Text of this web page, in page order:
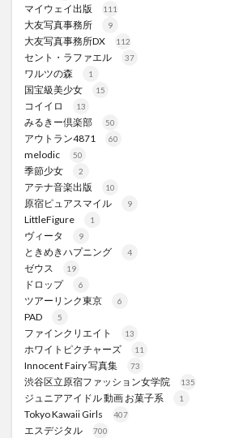
マイウェイ出版 111
大友写真事務所 9
大友写真事務所DX 112
セント・ラファエル 37
ワルツの森 1
国宝級美少女 15
コイイロ 13
みるきー倶楽部 50
アウトラン4871 60
melodic 50
季節少女 2
アテナ音楽出版 10
原宿ピュアスマイル 9
LittleFigure 1
ヴィータ 9
ときめきハプニング 4
ゼウス 19
ドロップ 6
ツアーリンク東京 6
PAD 5
ファインクリエイト 13
ホワイトピクチャーズ 11
Innocent Fairy 写真集 73
渋谷区立原宿ファッション女学院 135
ジュニアアイドル 動画 お菓子系 1
Tokyo Kawaii Girls 407
エスデジタル 700